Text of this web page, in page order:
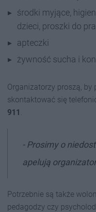
środki myjące,
dzieci, proszki do
apteczki
żywność sucha i
Organizatorzy proszą, by
skontaktować się
911
- Prosimy o
apelują
Potrzebnie są także
pedagodzy czy